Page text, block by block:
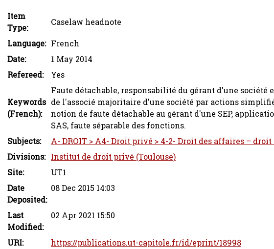
Item
Type:
Caselaw headnote
Language: French
Date:
1 May 2014
Refereed:
Yes
Keywords
(French):
Faute détachable, responsabilité du gérant d'une
de l'associé majoritaire d'une société par actions
notion de faute détachable au gérant d'une SEP,
SAS, faute séparable des fonctions.
Subjects:
A- DROIT > A4- Droit privé > 4-2- Droit des affaires –
Divisions: Institut de droit privé (Toulouse)
Site:
UT1
Date
Deposited:
08 Dec 2015 14:03
Last
Modified:
02 Apr 2021 15:50
URI: https://publications.ut-capitole.fr/id/eprint/18998